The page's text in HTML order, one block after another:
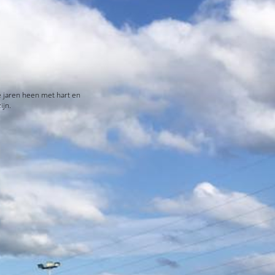
heen met hart en